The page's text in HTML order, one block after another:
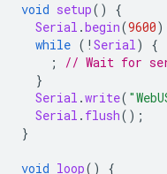
void setup()
{
Serial .begin(9600
while ( ! Serial)
{
;
// Wait for
}
Serial .write(
Serial . flush();
}
void loop()
{